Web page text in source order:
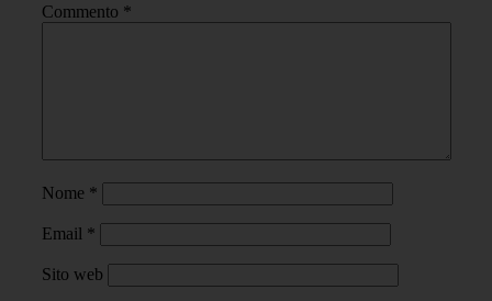
Commento *
Nome *
Email *
Sito web